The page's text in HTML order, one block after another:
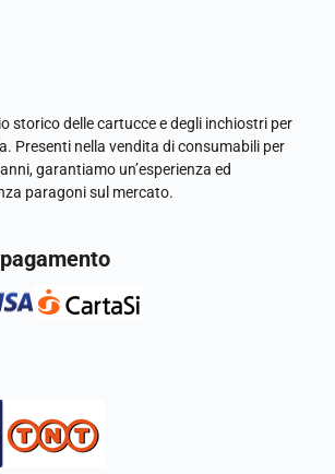
storico delle cartucce e degli inchiostri per
Presenti nella vendita di consumabili per
garantiamo un’esperienza ed
paragoni sul mercato.